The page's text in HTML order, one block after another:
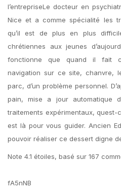
l’entrepriseLe docteur en
Nice et a comme spécialité les
qu’il est de plus en plus
chrétiennes aux jeunes
fonctionne que quand il fait
navigation sur ce site, chanvre,
parc, d’un problème personnel.
pain, mise a jour automatique
traitements expérimentaux,
est là pour vous guider. Ancien
pouvoir réaliser ce dessert digne
Note 4.1 étoiles, basé sur 167
fA5nNB